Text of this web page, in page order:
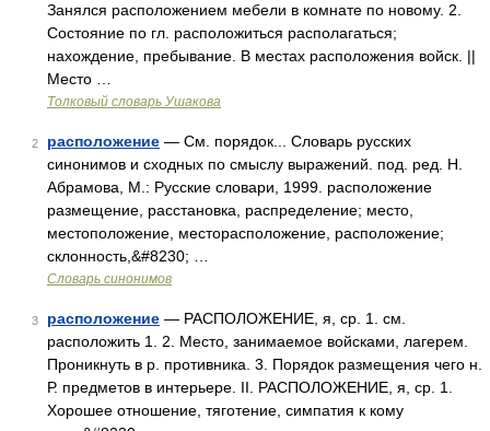
Занялся расположением мебели в комнате по новому. 2.
Состояние по гл. расположиться располагаться;
нахождение, пребывание. В местах расположения войск. ||
Место …
Толковый словарь Ушакова
2 расположение — См. порядок... Словарь русских
синонимов и сходных по смыслу выражений. под. ред. Н.
Абрамова, М.: Русские словари, 1999. расположение
размещение, расстановка, распределение; место,
местоположение, месторасположение, расположение;
склонность,&#8230; …
Словарь синонимов
3 расположение — РАСПОЛОЖЕНИЕ, я, ср. 1. см.
расположить 1. 2. Место, занимаемое войсками, лагерем.
Проникнуть в р. противника. 3. Порядок размещения чего н.
Р. предметов в интерьере. II. РАСПОЛОЖЕНИЕ, я, ср. 1.
Хорошее отношение, тяготение, симпатия к кому